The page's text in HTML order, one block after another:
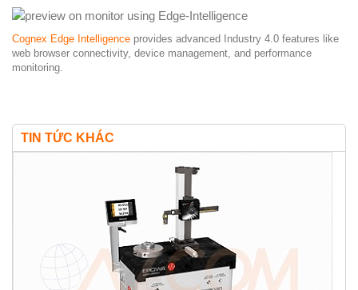
Cognex Edge Intelligence provides advanced Industry 4.0 features like
web browser connectivity, device management, and performance
monitoring.
TIN TỨC KHÁC